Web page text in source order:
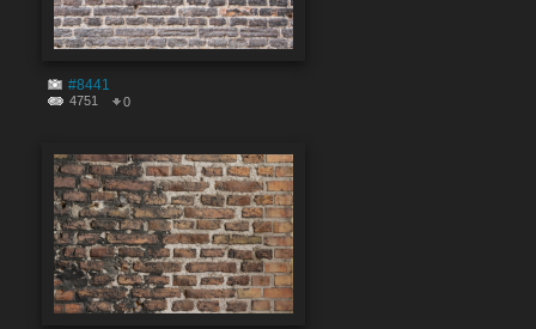
#8441
4751 0